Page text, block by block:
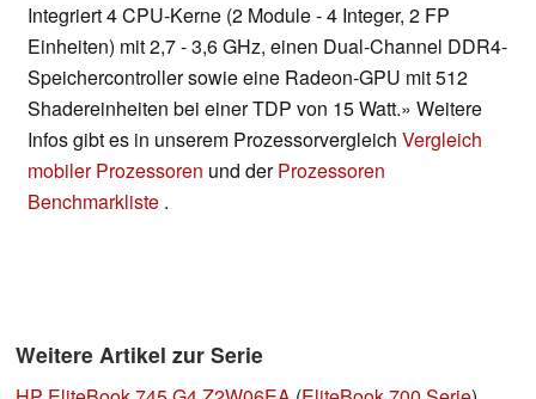
Integriert 4 CPU-Kerne (2 Module - 4 Integer, 2 FP
Einheiten) mit 2,7 - 3,6 GHz, einen Dual-Channel DDR4-
Speichercontroller sowie eine Radeon-GPU mit 512
Shadereinheiten bei einer TDP von 15 Watt.» Weitere
Infos gibt es in unserem Prozessorvergleich Vergleich
mobiler Prozessoren und derProzessoren
Benchmarkliste .
Weitere Artikel zur Serie